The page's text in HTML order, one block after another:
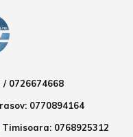
/ 0726674668
0770894164
Timisoara: 0768925312